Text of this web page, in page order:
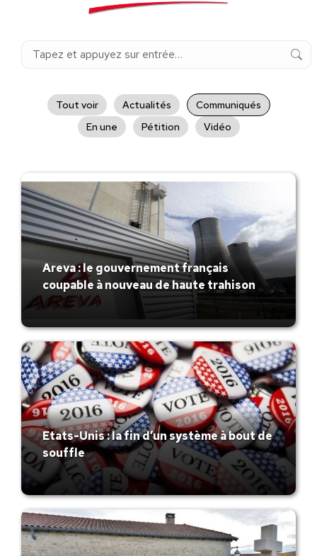
Recherche
Tout voir Actualités
Communiqués
En une
Pétition Vidéo
Areva : le gouvernement français
coupable à nouveau de haute trahison
Etats-Unis : la fin d’un système à bout de
souffle